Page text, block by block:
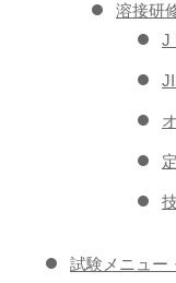
溶接研
J
試験メニュー